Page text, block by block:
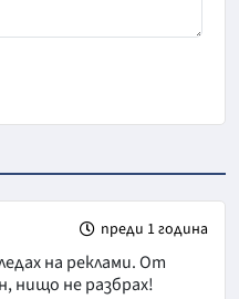
преди 1 година
на реклами. От
нищо не разбрах!